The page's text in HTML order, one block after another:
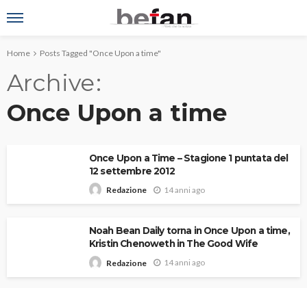
Home Posts Tagged "Once Upon a time"
Archive
Once Upon a time
Once Upon a Time – Stagione 1 puntata del
12 settembre 2012
Redazione 14 anni ago
Noah Bean Daily torna in Once Upon a time,
Kristin Chenoweth in The Good Wife
Redazione 14 anni ago